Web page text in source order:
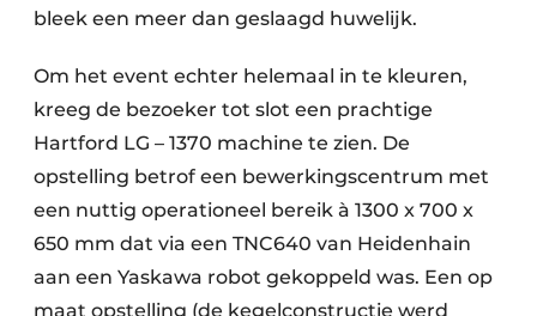
bleek een meer dan geslaagd huwelijk.
Om het event echter helemaal in te kleuren,
kreeg de bezoeker tot slot een prachtige
Hartford LG – 1370 machine te zien. De
opstelling betrof een bewerkingscentrum met
een nuttig operationeel bereik à 1300 x 700 x
650 mm dat via een TNC640 van Heidenhain
aan een Yaskawa robot gekoppeld was. Een op
maat opstelling (de kegelconstructie werd